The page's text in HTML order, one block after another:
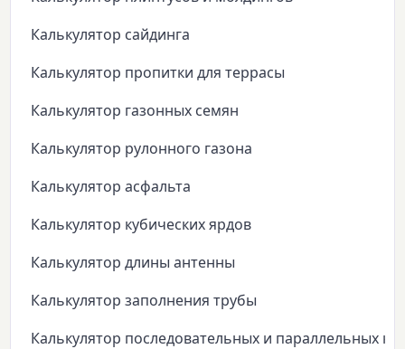
Калькулятор сайдинга
Калькулятор пропитки для террасы
Калькулятор газонных семян
Калькулятор рулонного газона
Калькулятор асфальта
Калькулятор кубических ярдов
Калькулятор длины антенны
Калькулятор заполнения трубы
Калькулятор последовательных и параллельных